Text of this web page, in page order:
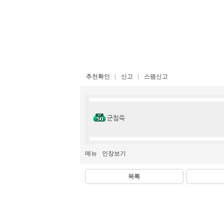
추천확인 신고 스팸신고
군침쓱
메뉴 인장보기
목록